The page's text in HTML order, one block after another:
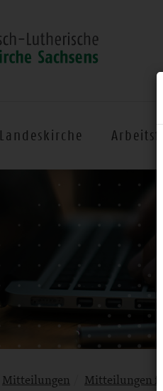
Landeskirche
Mitteilungen Mitteilungen